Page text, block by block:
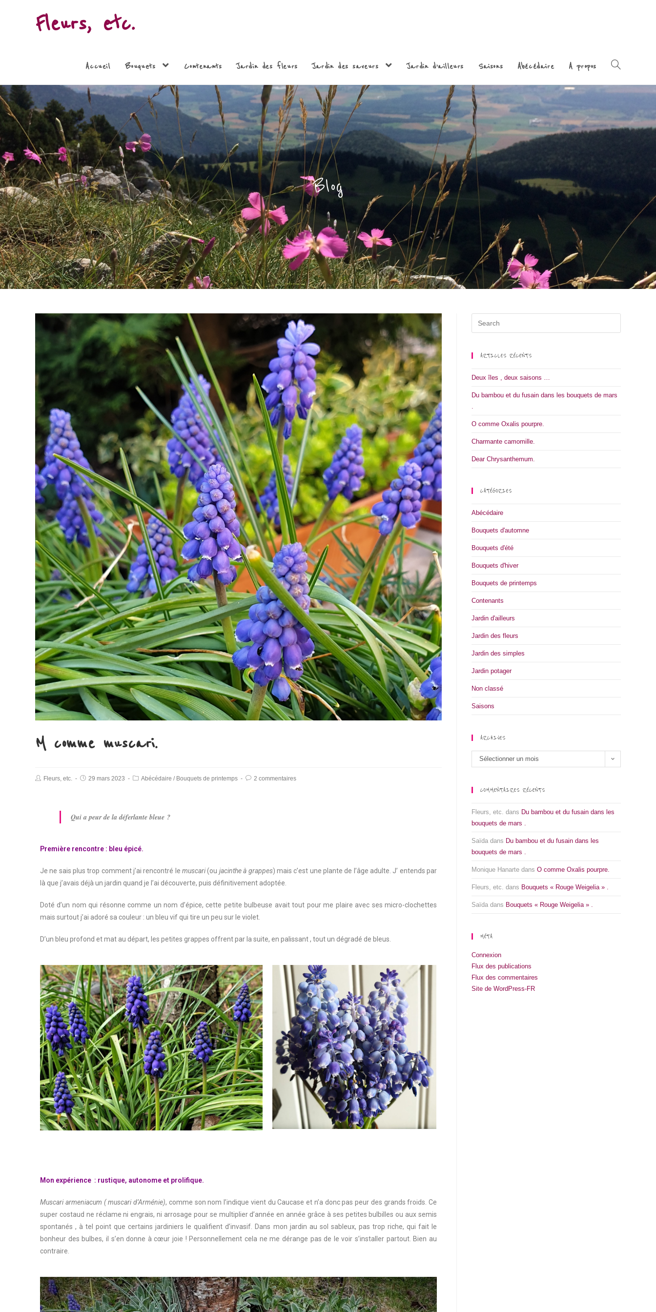
Fleurs, etc.
Accueil Bouquets Contenants Jardin des fleurs Jardin des saveurs Jardin d’ailleurs Saisons Abécédaire A propos
Blog
M comme muscari.
Fleurs, etc. 29 mars 2023 Abécédaire / Bouquets de printemps 2 commentaires
Qui a peur de la déferlante bleue ?
Première rencontre : bleu épicé.
Je ne sais plus trop comment j’ai rencontré lemuscari(ou jacinthe à grappes) mais c’est une plante de l’âge adulte. J’ entends par
là que j’avais déjà un jardin quand je l’ai découverte, puis définitivement adoptée.
Doté d’un nom qui résonne comme un nom d’épice, cette petite bulbeuse avait tout pour me plaire avec ses micro-clochettes
mais surtout j’ai adoré sa couleur : un bleu vif qui tire un peu sur le violet.
D’un bleu profond et mat au départ, les petites grappes offrent par la suite, en palissant , tout un dégradé de bleus.
Mon expérience : rustique, autonome et prolifique.
Muscari armeniacum ( muscari d’Arménie), comme son nom l’indique vient du Caucase et n’a donc pas peur des grands froids. Ce
super costaud ne réclame ni engrais, ni arrosage pour se multiplier d’année en année grâce à ses petites bulbilles ou aux semis
spontanés , à tel point que certains jardiniers le qualifient d’invasif. Dans mon jardin au sol sableux, pas trop riche, qui fait le
bonheur des bulbes, il s’en donne à cœur joie ! Personnellement cela ne me dérange pas de le voir s’installer partout. Bien au
contraire.
ARTICLES RÉCENTS
Deux îles , deux saisons …
Du bambou et du fusain dans les bouquets de mars
.
O comme Oxalis pourpre.
Charmante camomille.
Dear Chrysanthemum.
CATÉGORIES
Abécédaire
Bouquets d'automne
Bouquets d'été
Bouquets d'hiver
Bouquets de printemps
Contenants
Jardin d'ailleurs
Jardin des fleurs
Jardin des simples
Jardin potager
Non classé
Saisons
ARCHIVES
Sélectionner un mois
COMMENTAIRES RÉCENTS
Fleurs, etc. dans Du bambou et du fusain dans les
bouquets de mars .
Saïda dans Du bambou et du fusain dans les
bouquets de mars .
Monique Hanarte dans O comme Oxalis pourpre.
Fleurs, etc. dans Bouquets « Rouge Weigelia » .
Saïda dans Bouquets « Rouge Weigelia » .
MÉTA
Connexion
Flux des publications
Flux des commentaires
Site de WordPress-FR